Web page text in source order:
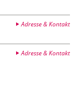
Adresse & Kontakt
Adresse & Kontakt